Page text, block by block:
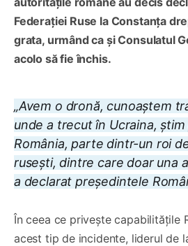
Federației Ruse la Constanța
grata, urmând ca și Consulatul
acolo să fie închis.
„Avem o dronă, cunoaștem
unde a trecut în Ucraina,
România, parte dintr-un roi
rusești, dintre care doar una a
a declarat președintele
În ceea ce privește capabilitățile
acest tip de incidente, liderul de